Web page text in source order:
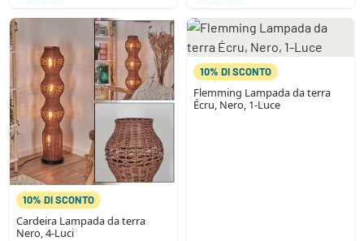
10% DI SCONTO
Cardeira Lampada da terra
Nero, 4-Luci
10% DI SCONTO
Flemming Lampada da terra
Écru, Nero, 1-Luce